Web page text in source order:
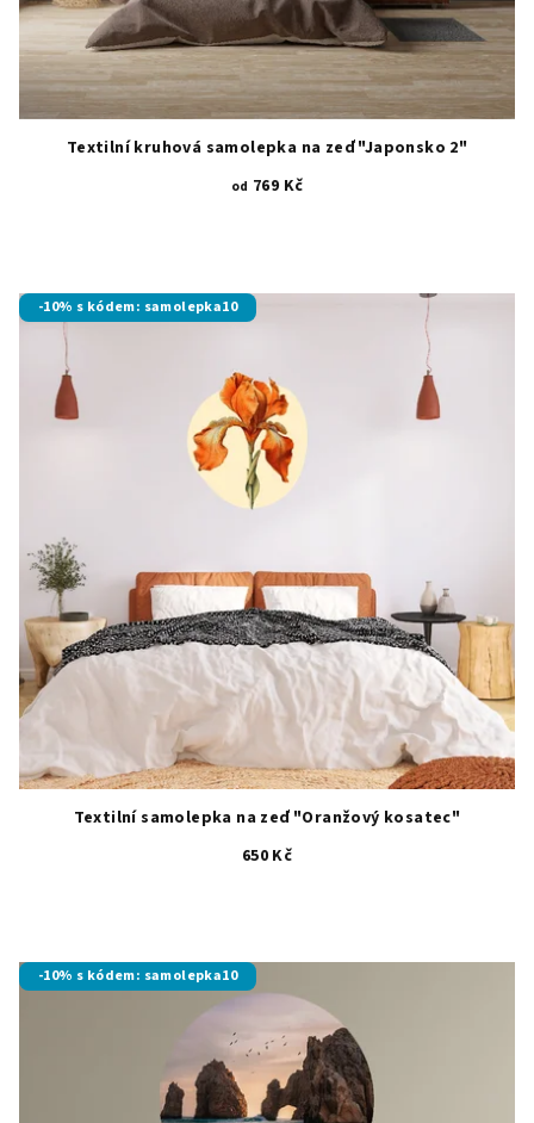
Textilní kruhová samolepka na zeď "Japonsko 2"
od 769 Kč
-10% s kódem: samolepka10
Textilní samolepka na zeď "Oranžový kosatec"
650 Kč
-10% s kódem: samolepka10